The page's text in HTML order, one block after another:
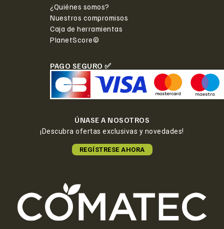
¿Quiénes somos?
Nuestros compromisos
Caja de herramientas
PlanetScore©
PAGO SEGURO ✅
ÚNASE A NOSOTROS
¡Descubra ofertas exclusivas y novedades!
REGÍSTRESE AHORA